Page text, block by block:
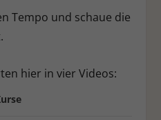
Tempo und schaue die
hier in vier Videos: